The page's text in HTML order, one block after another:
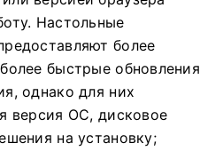
Настольные
более
быстрые обновления
однако для них
версия ОС, дисковое
на установку;